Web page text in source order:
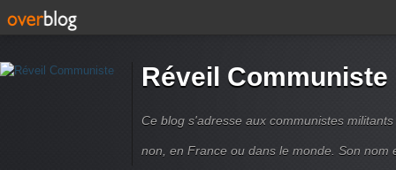
Réveil Communiste
Ce blog s'adresse aux communistes
non, en France ou dans le monde. Son nom